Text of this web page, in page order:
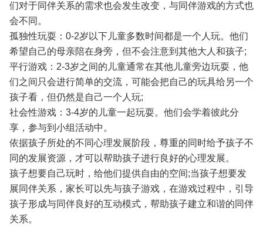
们对于同伴关系的需求也会发生改变，与同伴游戏的方式也
会不同。
孤独性玩耍：0-2岁以下儿童多数时间都是一个人玩。他们
希望自己的母亲陪在身旁，但不会注意到其他大人和孩子;
平行游戏：2-3岁之间的儿童通常在其他儿童旁边玩耍，他
们之间只会进行简单的交流，可能会把自己的玩具给另一个
孩子看，但仍然是自己一个人玩;
社会性游戏：3-4岁的儿童一起玩耍。他们会学着彼此分
享，参与到小组活动中。
依据孩子所处的不同心理发展阶段，尊重的同时给予孩子不
同的发展资源，才可以帮助孩子进行良好的心理发展。
孩子想要自己玩时，给他们提供自由的空间;当孩子想要发
展同伴关系，家长可以先与孩子游戏，在游戏过程中，引导
孩子形成与同伴良好的互动模式，帮助孩子建立和谐的同伴
关系。